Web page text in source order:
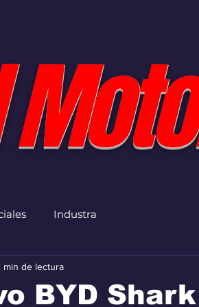
Industra
BYD Shark
min de lectura